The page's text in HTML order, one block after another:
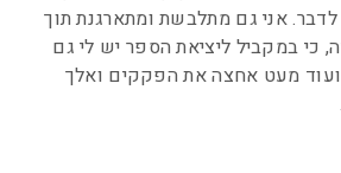
אני גם מתלבשת ומתארגנת תוך
כי במקביל ליציאת הספר יש לי גם
מעט אחצה את הפקקים ואלך